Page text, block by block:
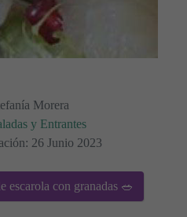
Morera
y Entrantes
26 Junio 2023
escarola con granadas 🥗